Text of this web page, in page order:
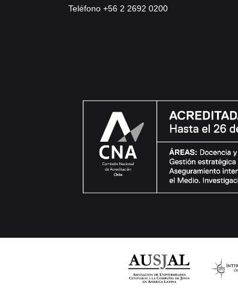
Teléfono +56 2 2692 0200